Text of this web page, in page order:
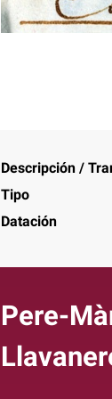
Descripción /
Tipo
Datación
Pere-